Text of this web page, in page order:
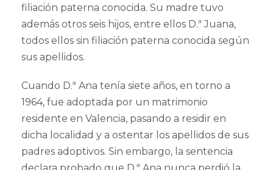
filiación paterna conocida. Su madre tuvo
además otros seis hijos, entre ellos D.ª Juana,
todos ellos sin filiación paterna conocida según
sus apellidos.
Cuando D.ª Ana tenía siete años, en torno a
1964, fue adoptada por un matrimonio
residente en Valencia, pasando a residir en
dicha localidad y a ostentar los apellidos de sus
padres adoptivos. Sin embargo, la sentencia